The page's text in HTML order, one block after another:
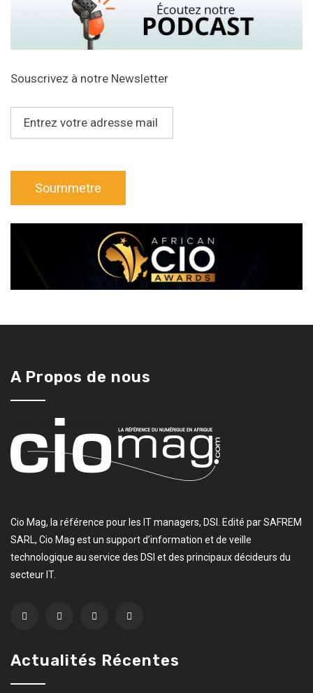
Souscrivez à notre Newsletter
A Propos de nous
Cio Mag, la référence pour les IT managers, DSI. Edité par SAFREM
SARL, Cio Mag est un support d’information et de veille
technologique au service des DSI et des principaux décideurs du
secteur IT.
Actualités Récentes